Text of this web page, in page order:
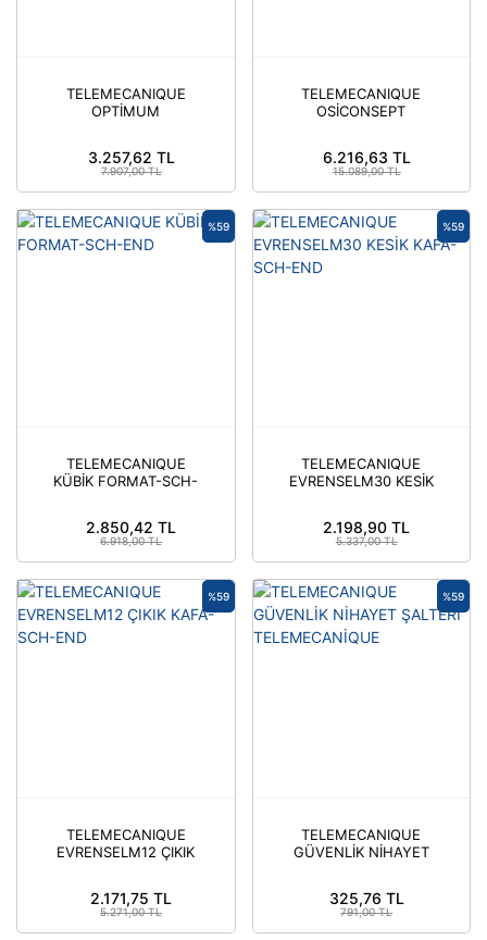
TELEMECANIQUE
OPTİMUM
3.257,62 TL
7.907,00 TL
TELEMECANIQUE
OSİCONSEPT
6.216,63 TL
15.089,00 TL
TELEMECANIQUE
KÜBİK FORMAT-SCH-
%59
2.850,42 TL
6.918,00 TL
TELEMECANIQUE
EVRENSELM30 KESİK
%59
2.198,90 TL
5.337,00 TL
TELEMECANIQUE
EVRENSELM12 ÇIKIK
%59
2.171,75 TL
5.271,00 TL
TELEMECANIQUE
GÜVENLİK NİHAYET
%59
325,76 TL
791,00 TL